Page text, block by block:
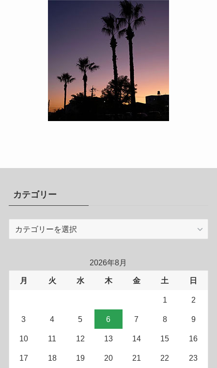
カテゴリー
ー
2026年8月
月 火 水 木 金 土 日
1 2
3 4 5 6 7 8 9
10 11 12 13 14 15 16
17 18 19 20 21 22 23